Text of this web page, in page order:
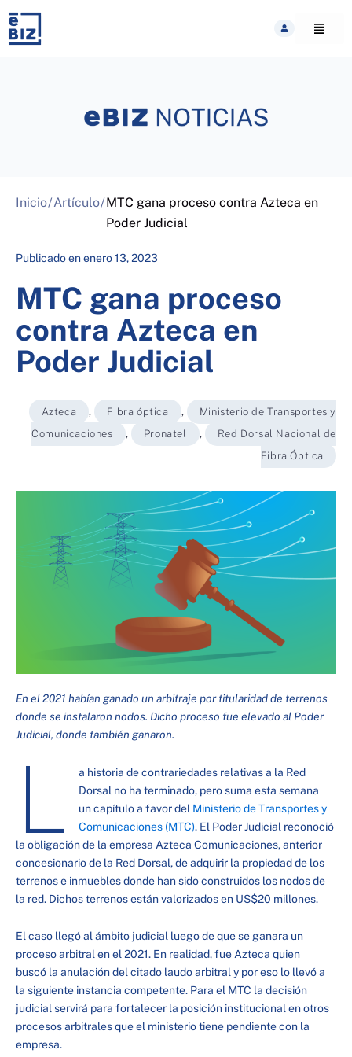
content
Inicio/Artículo/MTC gana proceso contra Azteca en
Poder Judicial
Publicado enenero 13, 2023
MTC gana proceso
contra Azteca en
Poder Judicial
Azteca , Fibra óptica ,
Ministerio de Transportes y
Comunicaciones
, Pronatel ,
Red Dorsal Nacional de
Fibra Óptica
En el 2021 habían ganado un arbitraje por titularidad de terrenos
donde se instalaron nodos. Dicho proceso fue elevado al Poder
Judicial, donde también ganaron.
L
a historia de contrariedades relativas a la Red
Dorsal no ha terminado, pero suma esta semana
un capítulo a favor del Ministerio de Transportes y
Comunicaciones (MTC). El Poder Judicial reconoció
la obligación de la empresa Azteca Comunicaciones, anterior
concesionario de la Red Dorsal, de adquirir la propiedad de los
terrenos e inmuebles donde han sido construidos los nodos de
la red. Dichos terrenos están valorizados en US$20 millones.
El caso llegó al ámbito judicial luego de que se ganara un
proceso arbitral en el 2021. En realidad, fue Azteca quien
buscó la anulación del citado laudo arbitral y por eso lo llevó a
la siguiente instancia competente. Para el MTC la decisión
judicial servirá para fortalecer la posición institucional en otros
procesos arbitrales que el ministerio tiene pendiente con la
empresa.